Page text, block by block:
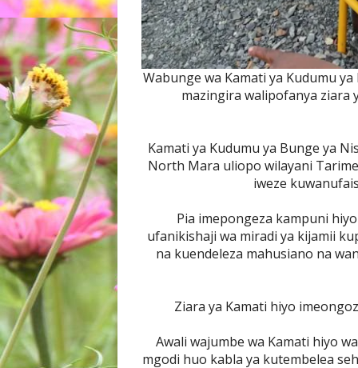
Wabunge wa Kamati ya Kudumu
mazingira walipofanya ziara
Kamati ya Kudumu ya Bunge ya
North Mara uliopo wilayani
iweze
Pia imepongeza kampuni
ufanikishaji wa miradi ya kijamii
na kuendeleza mahusiano na
Ziara ya Kamati hiyo
Awali wajumbe wa Kamati hiyo
mgodi huo kabla ya kutembelea